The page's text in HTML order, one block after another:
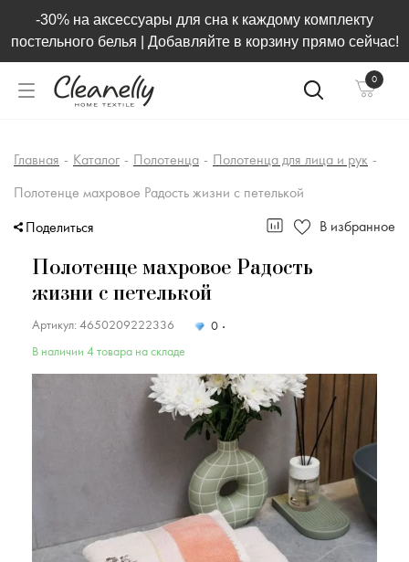
-30% на аксессуары для сна к каждому комплекту
постельного белья | Добавляйте в корзину прямо сейчас!
0
Главная - Каталог - Полотенца - Полотенца для лица и рук -
Полотенце махровое Радость жизни с петелькой
Поделиться В избранное
Полотенце махровое Радость
жизни с петелькой
Артикул: 4650209222336
0
В наличии 4 товара на складе